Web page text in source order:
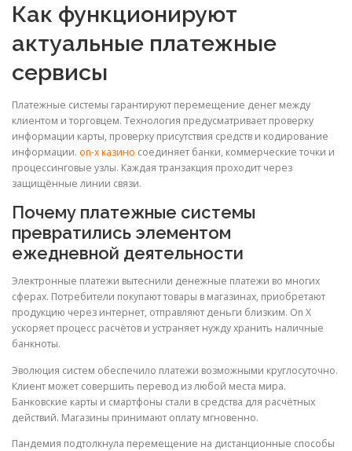
Как функционируют
актуальные платежные
сервисы
Платежные системы гарантируют перемещение денег между
клиентом и торговцем. Технология предусматривает проверку
информации карты, проверку присутствия средств и кодирование
информации. on-x казино соединяет банки, коммерческие точки и
процессинговые узлы. Каждая транзакция проходит через
защищённые линии связи.
Почему платежные системы
превратились элементом
ежедневной деятельности
Электронные платежи вытеснили денежные платежи во многих
сферах. Потребители покупают товары в магазинах, приобретают
продукцию через интернет, отправляют деньги близким. On X
ускоряет процесс расчётов и устраняет нужду хранить наличные
банкноты.
Эволюция систем обеспечило платежи возможными круглосуточно.
Клиент может совершить перевод из любой места мира.
Банковские карты и смартфоны стали в средства для расчётных
действий. Магазины принимают оплату мгновенно.
Пандемия подтолкнула перемещение на дистанционные способы